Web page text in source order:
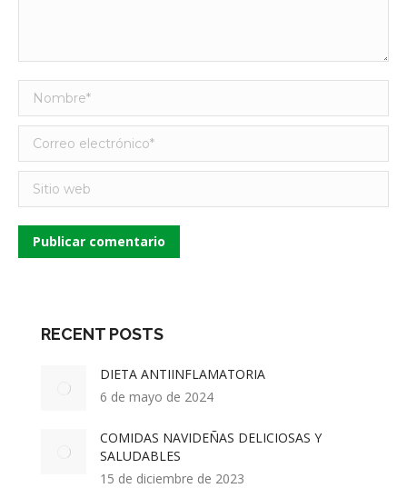
Nombre *
Correo electrónico *
Sitio web
Publicar comentario
RECENT POSTS
DIETA ANTIINFLAMATORIA
6 de mayo de 2024
COMIDAS NAVIDEÑAS DELICIOSAS Y
SALUDABLES
15 de diciembre de 2023